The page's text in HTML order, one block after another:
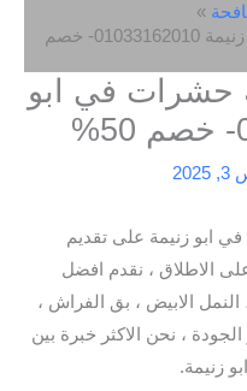
افضل شركة مكافحة حشرات في ابو زنيمة 01033162010- خصم
حشرات في ابو
ابو زنيمة على تقديم
الاطلاق ، نقدم افضل
الابيض ، بق الفراش ،
، نحن الاكثر خبرة بين
زنيمة.